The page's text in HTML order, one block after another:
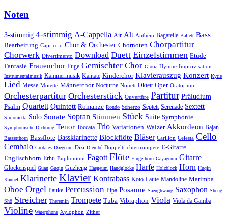
Noten
3-stimmig 4-stimmig A-Cappella Air Alt Anthem Bagatelle Ballett Bass
Bearbeitung Capriccio Chor & Orchester Chornoten Chorpartitur
Chorwerk Divertimento Download Duett Einzelstimmen Etüde
Fantasie Frauenchor Fuge Gemischter Chor Gloria Hymne Improvisation
Instrumentalmusik Kammermusik Kantate Kinderchor Klavierauszug Konzert Kyrie
Lied Messe Motette Männerchor Nocturne Nonett Oktett Oper Oratorium
Orchesterpartitur Orchesterstück Ouvertüre Partitur Präludium
Psalm Quartett Quintett Romanze Rondo Scherzo Septett Serenade Sextett
Sinfonietta Solo Sonate Sopran Stimmen Stück Suite Symphonie
Symphonische Dichtung Tenor Toccata Trio Variationen Walzer Akkordeon Bajan
Bassetthorn Bassflöte Bassklarinette Blockflöte Bläser Carillon Celesta Cello
Cembalo Crotales Daegeum Dizi Djembé Doppeltrichtertrompete E-Gitarre
Englischhorn Erhu Euphonium Fagott Flöte Flügelhorn Gayageum Gitarre
Glockenspiel Guan Guqin Guzheng Haegeum Handglocke Harfe Holzblock Horn Huqin
Kannel Klarinette Klavier Kontrabass Koto Laute Mandoline Marimba
Oboe Orgel Pauke Percussion Pipa Posaune Saenghwang Saxophon Sheng
Shō Streicher Theremin Trompete Tuba Vibraphon Viola Viola da Gamba
Violine Waterphone Xylophon Zither